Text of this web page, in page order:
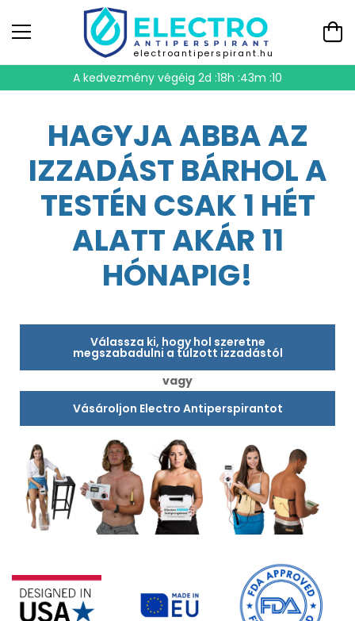
electroantiperspirant.hu
A kedvezmény végéig 2d :18h :43m :09
HAGYJA ABBA AZ
IZZADÁST BÁRHOL A
TESTÉN CSAK 1 HÉT
ALATT AKÁR 11
HÓNAPIG!
Válassza ki, hogy hol szeretne
megszabadulni a túlzott izzadástól
vagy
Vásároljon Electro Antiperspirantot